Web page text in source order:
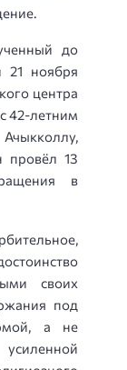
до
21 ноября
центра
42-летним
провёл 13
в
своих
под
а не